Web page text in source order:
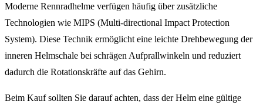
Moderne Rennradhelme verfügen häufig über zusätzliche
Technologien wie MIPS (Multi-directional Impact Protection
System). Diese Technik ermöglicht eine leichte Drehbewegung der
inneren Helmschale bei schrägen Aufprallwinkeln und reduziert
dadurch die Rotationskräfte auf das Gehirn.
Beim Kauf sollten Sie darauf achten, dass der Helm eine gültige